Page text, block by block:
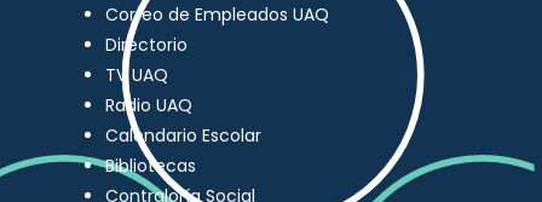
Correo de Empleados UAQ
Directorio
TV UAQ
Radio UAQ
Calendario Escolar
Bibliotecas
Contraloría Social